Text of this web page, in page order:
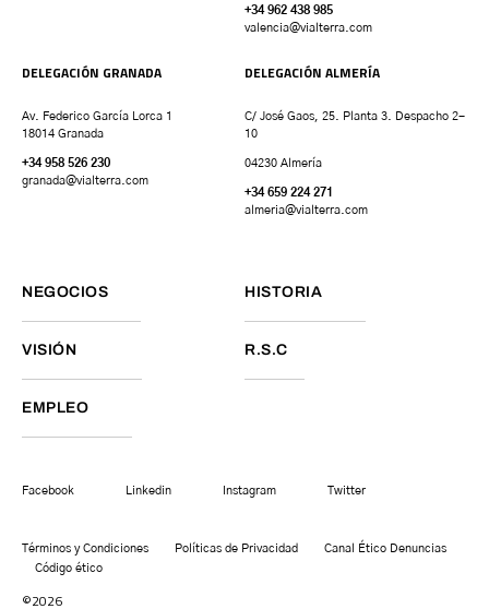
+34 962 438 985
valencia@vialterra.com
DELEGACIÓN GRANADA
Av. Federico García Lorca 1
18014 Granada
+34 958 526 230
granada@vialterra.com
DELEGACIÓN ALMERÍA
C/ José Gaos, 25. Planta 3. Despacho 2-
10
04230 Almería
+34 659 224 271
almeria@vialterra.com
NEGOCIOS HISTORIA
VISIÓN R.S.C
EMPLEO
Facebook Linkedin Instagram Twitter
Términos y Condiciones Políticas de Privacidad
Canal Ético Denuncias
Código ético
©2026